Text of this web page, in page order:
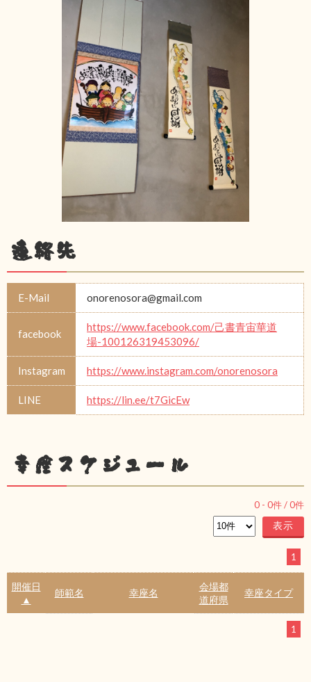
連絡先
E-Mail onorenosora@gmail.com
facebook
https://www.facebook.com/己書青宙華道
場-100126319453096/
Instagram https://www.instagram.com/onorenosora
LINE https://lin.ee/t7GicEw
幸座スケジュール
0 - 0件 /0件
1
開催日
▲
師範名 幸座名
会場都
道府県
幸座タイプ
1